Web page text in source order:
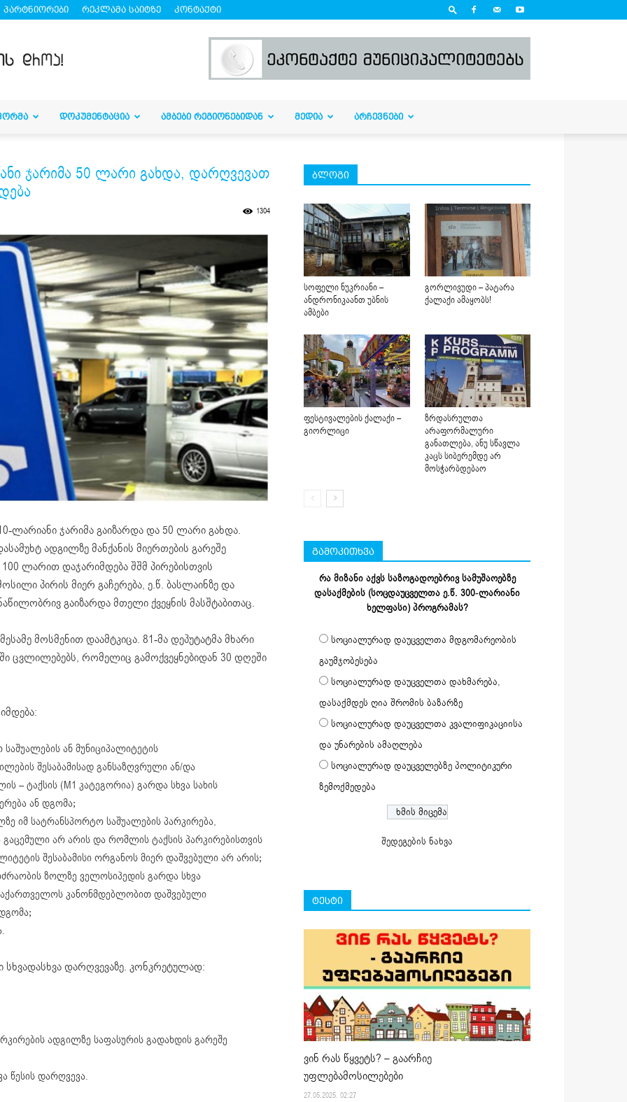
პარტნიორები რეკლამა საიტზე კონტაქტი
ᲓᲝᲙᲣᲛᲔᲜᲢᲐᲪᲘᲐ ᲐᲛᲑᲔᲑᲘ ᲠᲔᲒᲘᲝᲜᲔᲑᲘᲓᲐᲜ ᲛᲔᲓᲘᲐ ᲐᲠᲩᲔᲕᲜᲔᲑᲘ
ჯარიმა 50 ლარი გახდა, დარღვევათ
1304
ლარიანი ჯარიმა გაიზარდა და 50 ლარი გახდა.
ადგილზე მანქანის მიერთების გარეშე
ლარით დაჯარიმდება შშმ პირებისთვის
პირის მიერ გაჩერება, ე.წ. ბასლაინზე და
გაიზარდა მთელი ქვეყნის მასშტაბითაც.
მოსმენით დაამტკიცა. 81-მა დეპუტატმა მხარი
ცვლილებებს, რომელიც გამოქვეყნებიდან 30 დღეში
ან მუნიციპალიტეტის
შესაბამისად განსაზღვრული ან/და
– ტაქსის (M1 კატეგორია) გარდა სხვა სახის
ან დგომა;
იმ სატრანსპორტო საშუალების პარკირება,
არ არის და რომლის ტაქსის პარკირებისთვის
შესაბამისი ორგანოს მიერ დაშვებული არ არის;
ზოლზე ველოსიპედის გარდა სხვა
კანონმდებლობით დაშვებული
სხვადასხვა დარღვევაზე. კონკრეტულად:
ადგილზე საფასურის გადახდის გარეშე
წესის დარღვევა.
ბლოგი
სოფელი ნუკრიანი –
ანდრონიკაანთ უბნის
ამბები
გორლივუდი – პატარა
ქალაქი ამაყობს!
ფესტივალების ქალაქი –
გიორლიცი
ზრდასრულთა
არაფორმალური
განათლება, ანუ სწავლა
კაცს სიბერემდე არ
მოსჭარბდებაო
გამოკითხვა
რა მიზანი აქვს საზოგადოებრივ სამუშაოებზე
დასაქმების (სოცდაუცველთა ე.წ. 300-ლარიანი
ხელფასი) პროგრამას?
სოციალურად დაუცველთა მდგომარეობის
გაუმჯობესება
სოციალურად დაუცველთა დახმარება,
დასაქმდეს ღია შრომის ბაზარზე
სოციალურად დაუცველთა კვალიფიკაციისა
და უნარების ამაღლება
სოციალურად დაუცველებზე პოლიტიკური
ზემოქმედება
შედეგების ნახვა
ტესტი
ვინ რას წყვეტს? – გაარჩიე
უფლებამოსილებები
27.05.2025. 02:27